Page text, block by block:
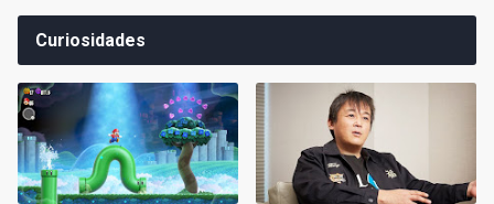
Curiosidades